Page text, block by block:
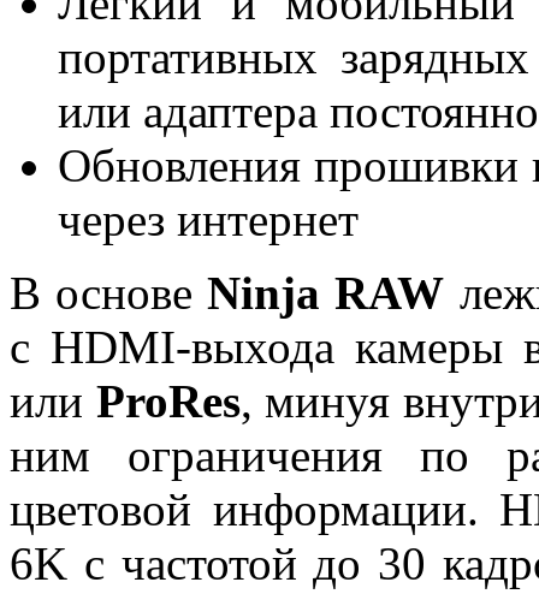
портативных
или адаптера
Обновления прошивки
через интернет
В основеNinja RAW
с HDMI-выхода камеры
или ProRes, минуя
ним ограничения по
цветовой информации.
6K с частотой до 30